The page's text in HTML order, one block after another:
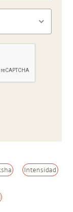
Intensidad